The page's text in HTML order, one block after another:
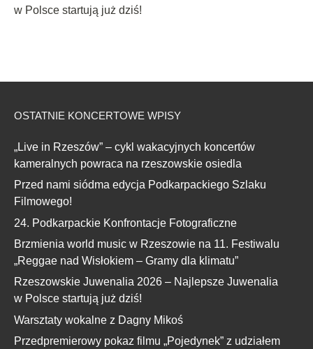
w Polsce startują już dziś!
OSTATNIE KONCERTOWE WPISY
„Live in Rzeszów” – cykl wakacyjnych koncertów
kameralnych powraca na rzeszowskie osiedla
Przed nami siódma edycja Podkarpackiego Szlaku
Filmowego!
24. Podkarpackie Konfrontacje Fotograficzne
Brzmienia world music w Rzeszowie na 11. Festiwalu
„Reggae nad Wisłokiem – Gramy dla klimatu”
Rzeszowskie Juwenalia 2026 – Najlepsze Juwenalia
w Polsce startują już dziś!
Warsztaty wokalne z Dagny Mikoś
Przedpremierowy pokaz filmu „Pojedynek” z udziałem